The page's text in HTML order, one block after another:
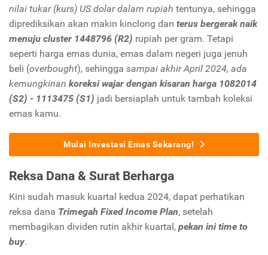
nilai tukar (kurs) US dolar dalam rupiah tentunya, sehingga
diprediksikan akan makin kinclong dan terus bergerak naik
menuju cluster 1448796 (R2) rupiah per gram. Tetapi
seperti harga emas dunia, emas dalam negeri juga jenuh
beli (overbought), sehingga sampai akhir April 2024, ada
kemungkinan koreksi wajar dengan kisaran harga 1082014
(S2) - 1113475 (S1) jadi bersiaplah untuk tambah koleksi
emas kamu.
Mulai Investasi Emas Sekarang!
Reksa Dana & Surat Berharga
Kini sudah masuk kuartal kedua 2024, dapat perhatikan
reksa dana Trimegah Fixed Income Plan, setelah
membagikan dividen rutin akhir kuartal, pekan ini time to
buy.